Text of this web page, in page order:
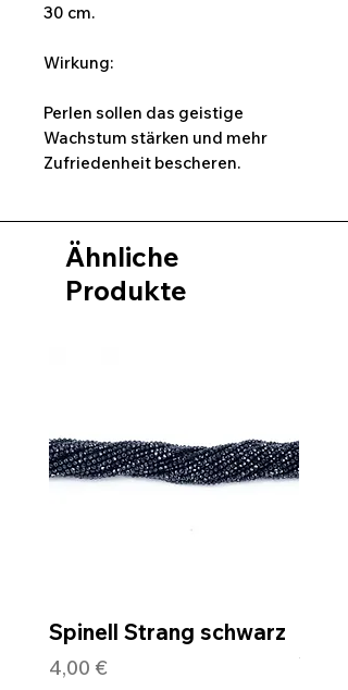
30 cm.
Wirkung:
Perlen sollen das geistige
Wachstum stärken und mehr
Zufriedenheit bescheren.
Ähnliche
Produkte
Spinell Strang schwarz
Preis
4,00 €